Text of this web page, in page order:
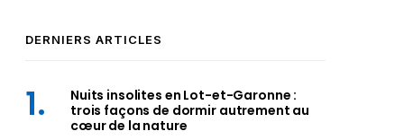
DERNIERS ARTICLES
Nuits insolites en Lot-et-Garonne :
trois façons de dormir autrement au
cœur de la nature